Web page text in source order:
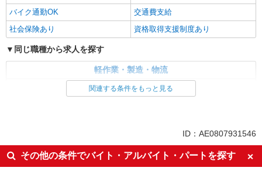
バイク通勤OK
交通費支給
社会保険あり
資格取得支援制度あり
同じ職種から求人を探す
軽作業・製造・物流
車通勤OK
交通費支給
社会保険あり
関連する条件をもっと見る
ID：AE0807931546
その他の条件でバイト・アルバイト・パートを探す